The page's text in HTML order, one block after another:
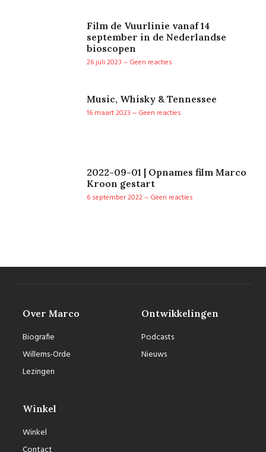
Film de Vuurlinie vanaf 14
september in de Nederlandse
bioscopen
26 juli 2023
Geen reacties
Music, Whisky & Tennessee
16 maart 2023
Geen reacties
2022-09-01 | Opnames film Marco
Kroon gestart
6 september 2022
Geen reacties
Over Marco
Biografie
Willems-Orde
Lezingen
Ontwikkelingen
Podcasts
Nieuws
Winkel
Winkel